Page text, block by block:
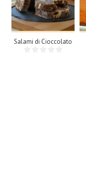
15 Fatias
N/A
Salami di Cioccolato